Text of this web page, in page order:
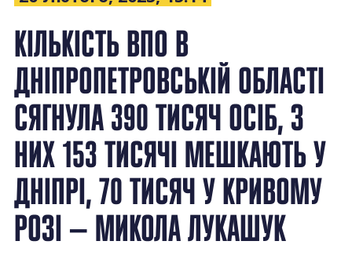
КІЛЬКІСТЬ ВПО В
ДНІПРОПЕТРОВСЬКІЙ ОБЛАСТІ
СЯГНУЛА 390 ТИСЯЧ ОСІБ, З
НИХ 153 ТИСЯЧІ МЕШКАЮТЬ У
ДНІПРІ, 70 ТИСЯЧ У КРИВОМУ
РОЗІ — МИКОЛА ЛУКАШУК